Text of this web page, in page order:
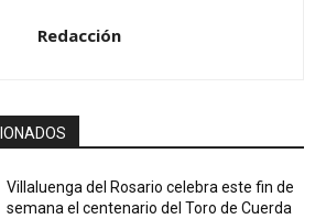
Redacción
Villaluenga del Rosario celebra este fin de
semana el centenario del Toro de Cuerda